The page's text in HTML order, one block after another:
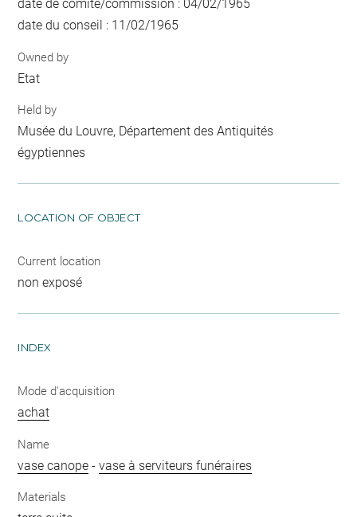
date de comité/commission : 04/02/1965
date du conseil : 11/02/1965
Owned by
Etat
Held by
Musée du Louvre, Département des Antiquités
égyptiennes
LOCATION OF OBJECT
Current location
non exposé
INDEX
Mode d'acquisition
achat
Name
vase canope -vase à serviteurs funéraires
Materials